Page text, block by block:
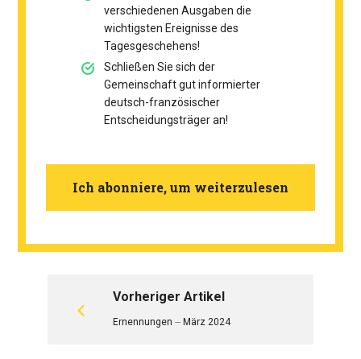
verschiedenen Ausgaben die
wichtigsten Ereignisse des
Tagesgeschehens!
Schließen Sie sich der
Gemeinschaft gut informierter
deutsch-französischer
Entscheidungsträger an!
Ich abonniere, um weiterzulesen
Vorheriger Artikel
Ernennungen ⏤ März 2024